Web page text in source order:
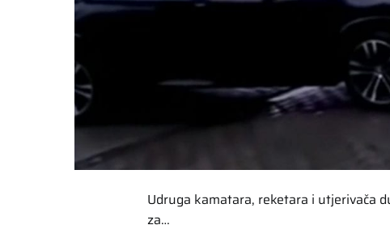
Udruga kamatara, reketara i utjerivača
za…